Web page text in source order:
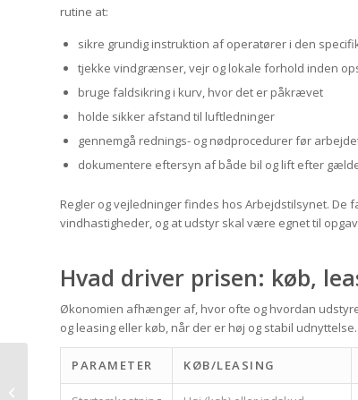
rutine at:
sikre grundig instruktion af operatører i den
tjekke vindgrænser, vejr og lokale forhold inden
bruge faldsikring i kurv, hvor det er påkrævet
holde sikker afstand til luftledninger
gennemgå rednings- og nødprocedurer før
dokumentere eftersyn af både bil og lift efter
Regler og vejledninger findes hos Arbejdstilsynet.
vindhastigheder, og at udstyr skal være egnet til
Hvad driver prisen: køb,
Økonomien afhænger af, hvor ofte og hvordan
og leasing eller køb, når der er høj og stabil
PARAMETER KØB/LEASING
Samme-dag levering i
Danmark: Sådan